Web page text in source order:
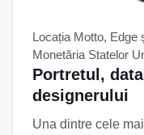
Locația Motto, Edge
Monetăria Statelor
Portretul,
designerului
Una dintre cele